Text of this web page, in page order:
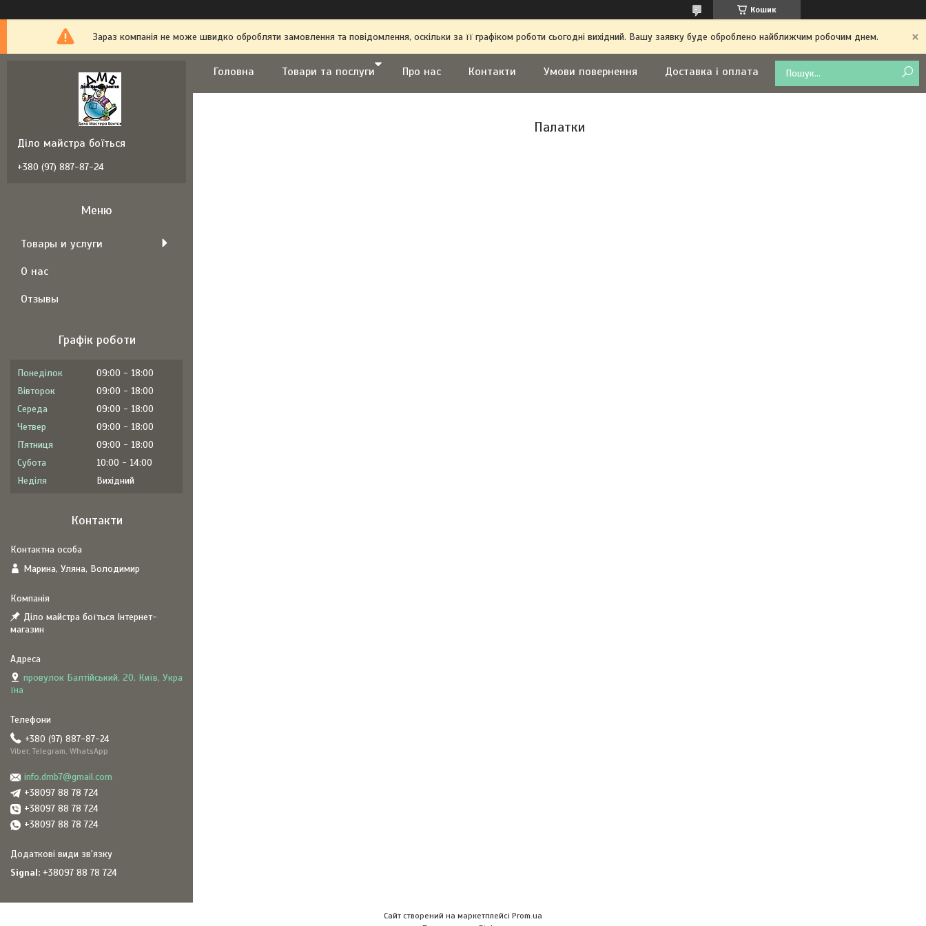
Кошик
Зараз компанія не може швидко обробляти замовлення та повідомлення, оскільки за її графіком роботи сьогодні вихідний. Вашу заявку буде оброблено найближчим робочим днем.
Головна Товари та послуги Про нас Контакти Умови повернення Доставка і оплата
Палатки
Діло майстра боїться
+380 (97) 887-87-24
Товары и услуги
О нас
Отзывы
Графік роботи
Понеділок 09:00
18:00
Вівторок
09:00
18:00
Середа
09:00
18:00
Четвер
09:00
18:00
Пʼятниця
09:00
18:00
Субота
10:00
14:00
Неділя
Вихідний
Контакти
Марина, Уляна, Володимир
Діло майстра боїться Інтернет-
магазин
провулок Балтійський, 20, Київ, Укра
їна
+380 (97) 887-87-24
Viber, Telegram, WhatsApp
info.dmb7@gmail.com
+38097 88 78 724
+38097 88 78 724
+38097 88 78 724
Signal +38097 88 78 724
Сайт створений на маркетплейсі Prom.ua